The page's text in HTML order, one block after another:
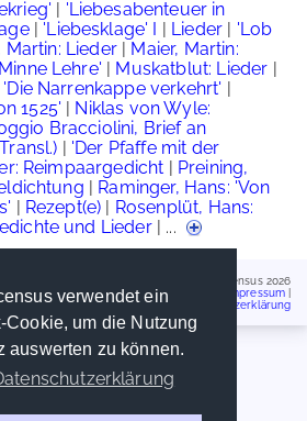
verwendet ein
um die Nutzung
auswerten zu können.
| 'Liebesabenteuer in
| 'Liebesklage' I | Lieder | 'Lob
Martin: Lieder| Maier, Martin:
Lehre' | Muskatblut: Lieder |
Narrenkappe verkehrt' |
1525' | Niklas von Wyle:
Bracciolini, Brief an
| 'Der Pfaffe mit der
Reimpaargedicht | Preining,
| Raminger, Hans: 'Von
| Rezept(e) | Rosenplüt, Hans:
und Lieder| ...
Handschriftencensus 2026
Impressum
Datenschutzerklärung